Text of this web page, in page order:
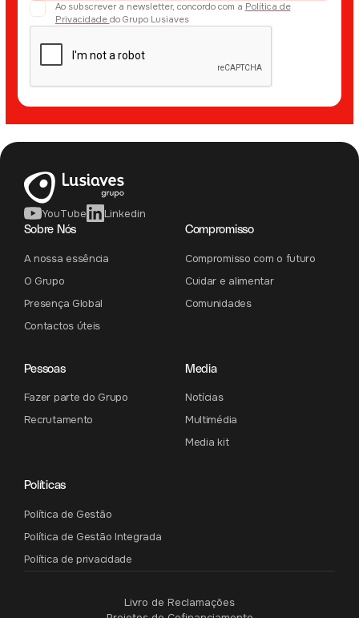
Ao subscrever a newsletter, concordo com a Política de
Privacidade do Grupo Lusiaves
YouTube
Linkedin
Sobre Nós
A nossa essência
O Grupo
Presença Global
Contactos úteis
Compromisso
Compromisso com o futuro
Cuidar e alimentar
Comunidades
Pessoas
Fazer parte do Grupo
Recrutamento
Media
Notícias
Multimédia
Media kit
Políticas
Política de Gestão
Política de Gestão Integrada
Política de privacidade
Livro de Reclamações